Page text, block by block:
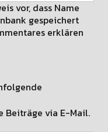
vor, dass Name
gespeichert
erklären
Beiträge via E-Mail.